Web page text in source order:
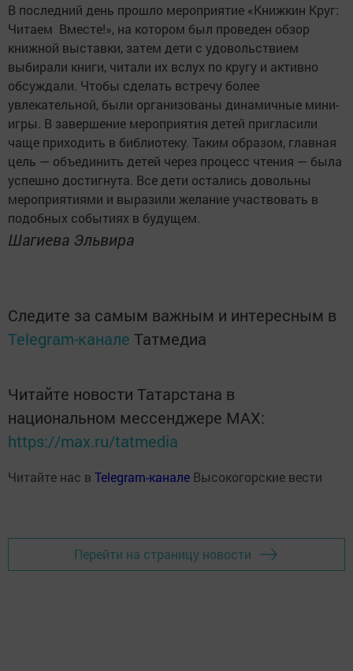
В последний день прошло мероприятие «Книжкин Круг:
Читаем Вместе!», на котором был проведен обзор
книжной выставки, затем дети с удовольствием
выбирали книги, читали их вслух по кругу и активно
обсуждали. Чтобы сделать встречу более
увлекательной, были организованы динамичные мини-
игры. В завершение мероприятия детей пригласили
чаще приходить в библиотеку. Таким образом, главная
цель — объединить детей через процесс чтения — была
успешно достигнута. Все дети остались довольны
мероприятиями и выразили желание участвовать в
подобных событиях в будущем.
Шагиева Эльвира
Следите за самым важным и интересным в
Telegram-канале Татмедиа
Читайте новости Татарстана в
национальном мессенджере MАХ:
https://max.ru/tatmedia
Читайте нас в Telegram-канале Высокогорские вести
Перейти на страницу новости